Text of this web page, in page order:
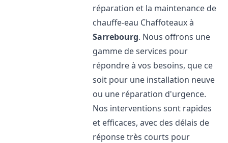
réparation et la maintenance de
chauffe-eau Chaffoteaux à
Sarrebourg. Nous offrons une
gamme de services pour
répondre à vos besoins, que ce
soit pour une installation neuve
ou une réparation d'urgence.
Nos interventions sont rapides
et efficaces, avec des délais de
réponse très courts pour